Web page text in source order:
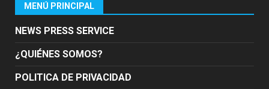
MENÚ PRINCIPAL
NEWS PRESS SERVICE
¿QUIÉNES SOMOS?
POLITICA DE PRIVACIDAD